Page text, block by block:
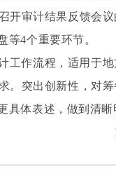
开审计结果反馈会
4个重要环节。
工作流程，适用于
。突出创新性，对
体表述，做到清晰